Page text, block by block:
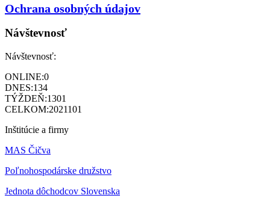
Ochrana osobných údajov
Návštevnosť
Návštevnosť:
ONLINE:0
DNES:134
TÝŽDEŇ:1301
CELKOM:2021101
Inštitúcie a firmy
MAS Čičva
Poľnohospodárske družstvo
Jednota dôchodcov Slovenska